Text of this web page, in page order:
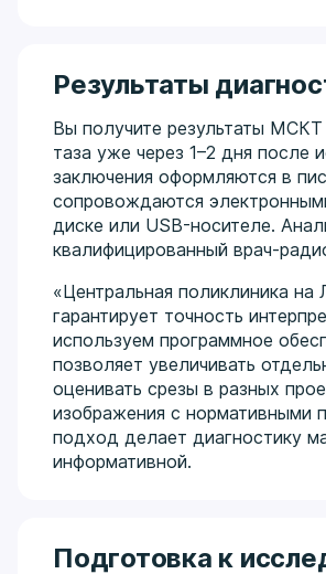
Результаты
Вы получите результаты
таза уже через 1–2 дня после
заключения оформляются в
сопровождаются
диске или USB-носителе.
квалифицированный врач-
«Центральная поликлиника на
гарантирует точность
используем программное
позволяет увеличивать
оценивать срезы в разных
изображения с нормативными
подход делает диагностику
информативной.
Подготовка к